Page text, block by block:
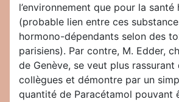
l’environnement que pour la santé
(probable lien entre ces
hormono-dépendants selon des
parisiens). Par contre, M. Edder,
de Genève, se veut plus rassurant
collègues et démontre par un
quantité de Paracétamol pouvant